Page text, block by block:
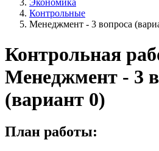
Экономика
Контрольные
Менеджмент - 3 вопроса
Контрольная
Менеджмент - 3
(вариант 0)
План работы: